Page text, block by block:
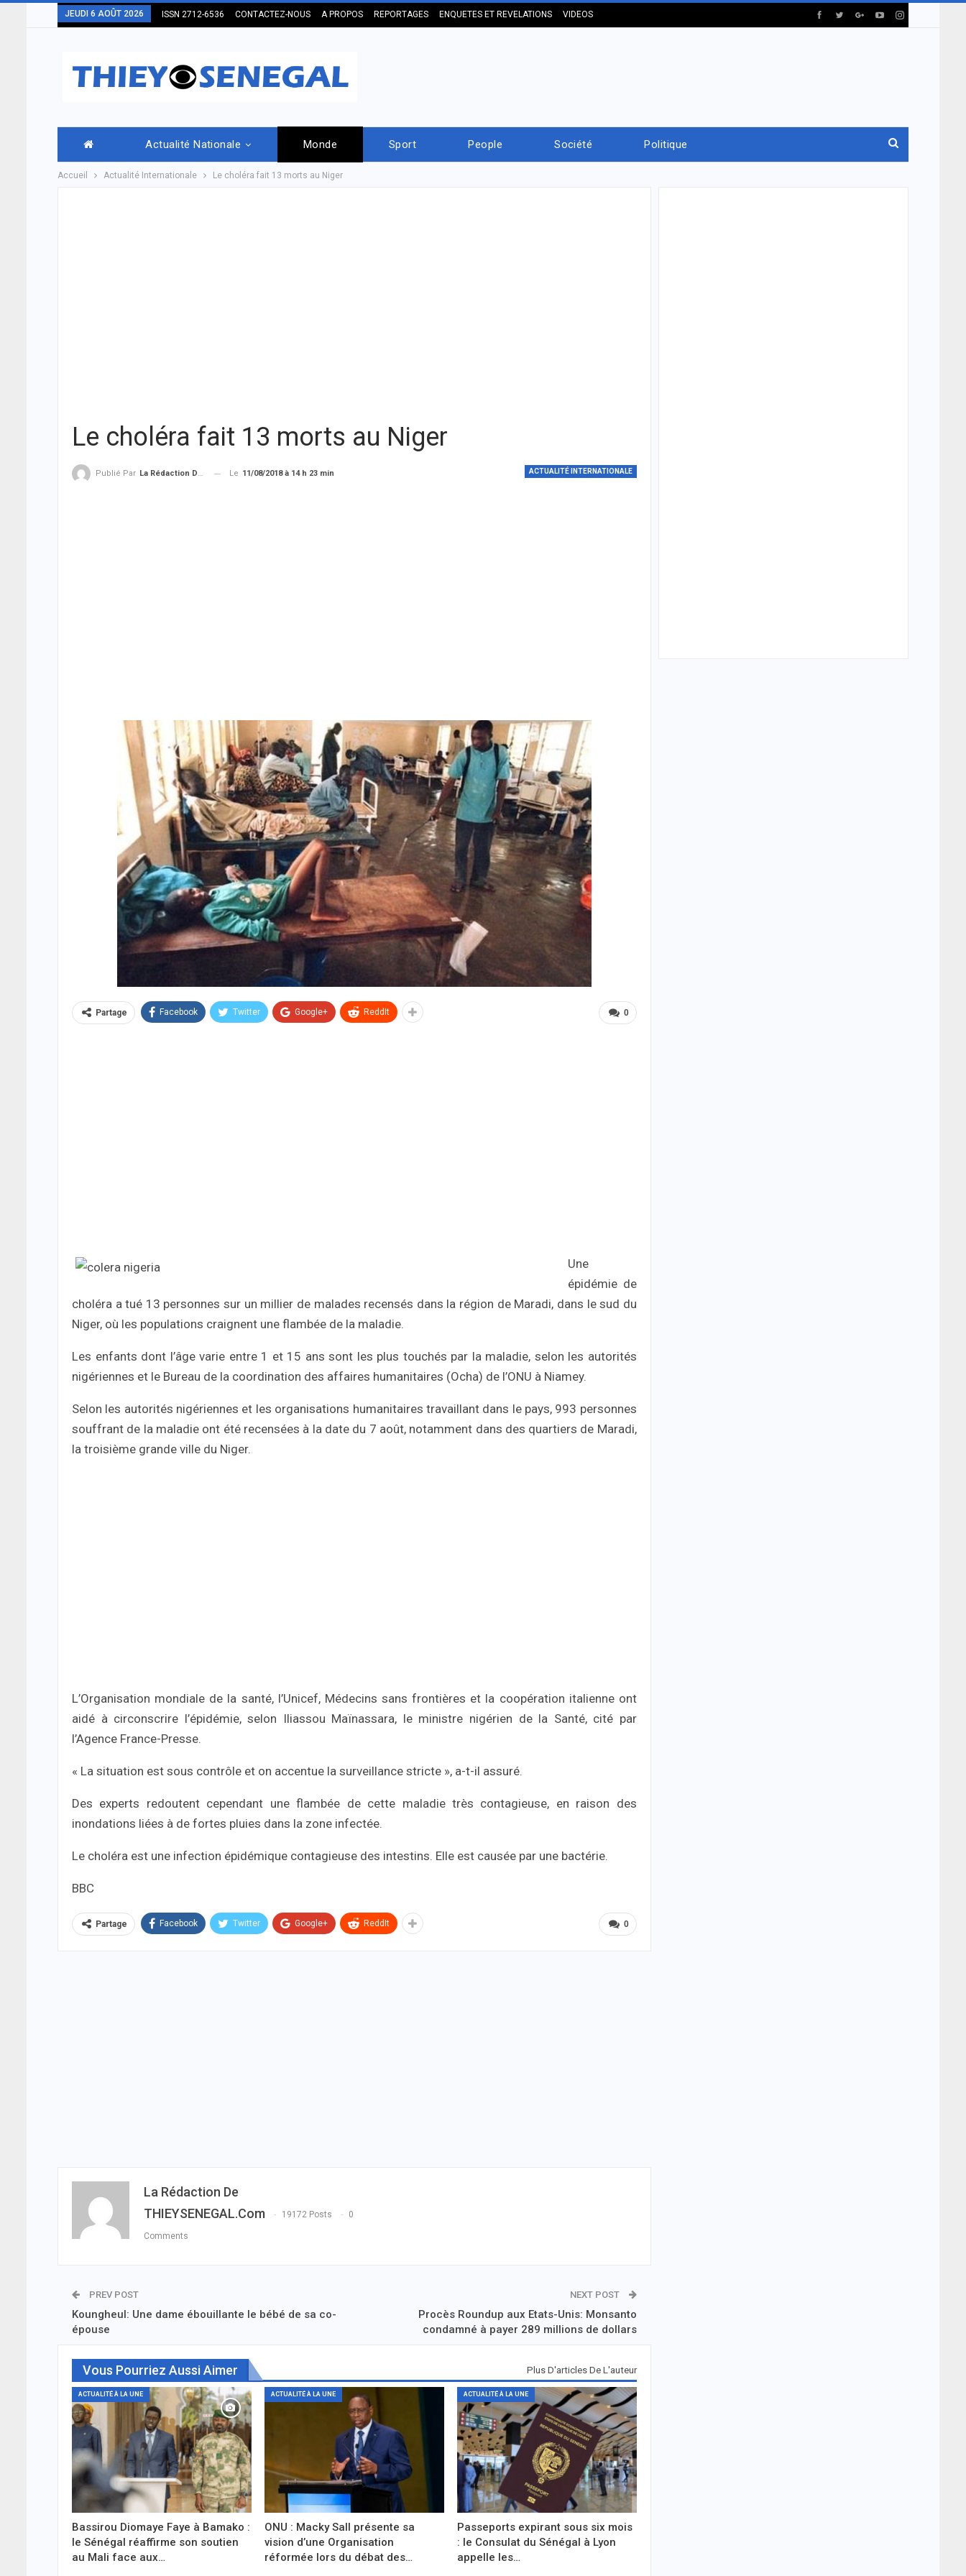
JEUDI 6 AOÛT 2026 ISSN 2712-6536 CONTACTEZ-NOUS A PROPOS REPORTAGES ENQUETES ET REVELATIONS VIDEOS
Actualité Nationale Monde Sport People Société Politique
Accueil Actualité Internationale Le choléra fait 13 morts au Niger
Le choléra fait 13 morts au Niger
ACTUALITÉ INTERNATIONALE
Publié Par La Rédaction De THIEYSENEGAL.com Le 11/08/2018 à 14 h 23 min
0
Partage Facebook Twitter Google+ ReddIt
Une
épidémie de
choléra a tué 13 personnes sur un millier de malades recensés dans la région de Maradi, dans le sud du
Niger, où les populations craignent une flambée de la maladie.
Les enfants dont l’âge varie entre 1 et 15 ans sont les plus touchés par la maladie, selon les autorités
nigériennes et le Bureau de la coordination des affaires humanitaires (Ocha) de l’ONU à Niamey.
Selon les autorités nigériennes et les organisations humanitaires travaillant dans le pays, 993 personnes
souffrant de la maladie ont été recensées à la date du 7 août, notamment dans des quartiers de Maradi,
la troisième grande ville du Niger.
L’Organisation mondiale de la santé, l’Unicef, Médecins sans frontières et la coopération italienne ont
aidé à circonscrire l’épidémie, selon Iliassou Maïnassara, le ministre nigérien de la Santé, cité par
l’Agence France-Presse.
« La situation est sous contrôle et on accentue la surveillance stricte », a-t-il assuré.
Des experts redoutent cependant une flambée de cette maladie très contagieuse, en raison des
inondations liées à de fortes pluies dans la zone infectée.
Le choléra est une infection épidémique contagieuse des intestins. Elle est causée par une bactérie.
BBC
0
Partage Facebook Twitter Google+ ReddIt
La Rédaction De
THIEYSENEGAL.com
19172 Posts 0
Comments
PREV POST
Koungheul: Une dame ébouillante le bébé de sa co-
épouse
NEXT POST
Procès Roundup aux Etats-Unis: Monsanto
condamné à payer 289 millions de dollars
Vous Pourriez Aussi Aimer Plus D'articles De L'auteur
ACTUALITÉ À LA UNE
Bassirou Diomaye Faye à Bamako :
le Sénégal réaffirme son soutien
au Mali face aux…
ACTUALITÉ À LA UNE
ONU : Macky Sall présente sa
vision d’une Organisation
réformée lors du débat des…
ACTUALITÉ À LA UNE
Passeports expirant sous six mois
: le Consulat du Sénégal à Lyon
appelle les…